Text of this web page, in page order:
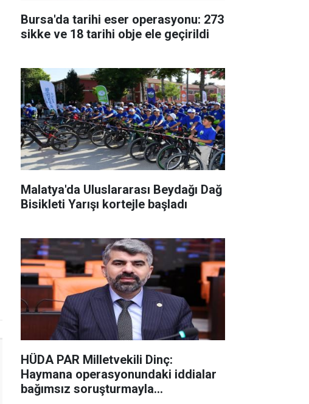
Bursa'da tarihi eser operasyonu: 273
sikke ve 18 tarihi obje ele geçirildi
Malatya'da Uluslararası Beydağı Dağ
Bisikleti Yarışı kortejle başladı
HÜDA PAR Milletvekili Dinç:
Haymana operasyonundaki iddialar
bağımsız soruşturmayla